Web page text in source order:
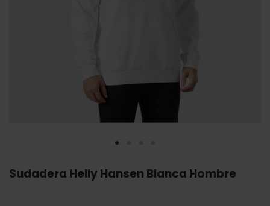
Sudadera Helly Hansen Blanca Hombre